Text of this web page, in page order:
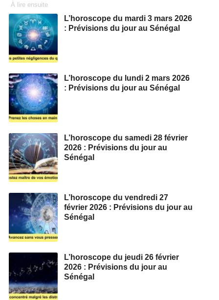
À lire ensuite
L’horoscope du mardi 3 mars 2026
: Prévisions du jour au Sénégal
L’horoscope du lundi 2 mars 2026
: Prévisions du jour au Sénégal
L’horoscope du samedi 28 février
2026 : Prévisions du jour au
Sénégal
L’horoscope du vendredi 27
février 2026 : Prévisions du jour au
Sénégal
L’horoscope du jeudi 26 février
2026 : Prévisions du jour au
Sénégal